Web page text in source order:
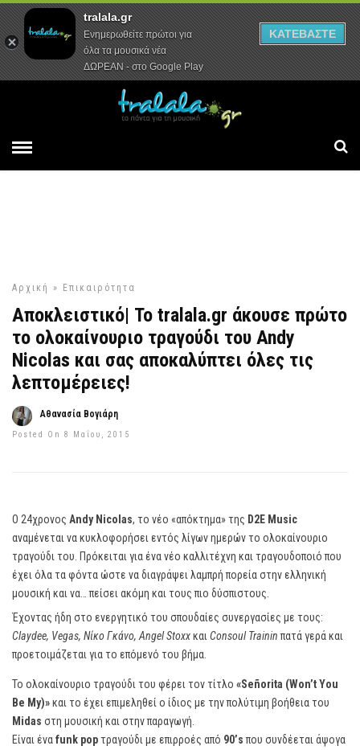
Αρχική Συνεντεύξεις Ρεπορτάζ
Αρχική » Επικαιρότητα
Αποκλειστικό| Το tralala.gr άκουσε πρώτο
το ολοκαίνουριο τραγούδι του Andy
Nicolas και σας αποκαλύπτει όλες τις
λεπτομέρειες!
Αθανασία Βογιάρη
Posted On 8 Μαΐου, 2015
Ο 24χρονος Andy Nicolas, το νέο «απόκτημα» της D2E Music
αναμένεται να κυκλοφορήσει εντός λίγων ημερών το ολοκαίνουριο
τραγούδι του. Πρόκειται για ένα νέο καλλιτέχνη και τραγουδοποιό που
έχει όλα τα φόντα ώστε να διαγράψει λαμπρή πορεία στην ελληνική
μουσική και να… πείσει ακόμη και τους πιο δύσπιστους.
Έχοντας ήδη στο ενεργητικό του σπουδαίες συνεργασίες με τους:
Claydee, Vegas, Νίκο Γκάνο, Angel Stoxxκαι Consoul Traininπατά γερά και
προετοιμάζεται για το επόμενό του βήμα.
Το ολοκαίνουριο τραγούδι του φέρει τον τίτλο «Señorita (Won’t You
Be My)»και το έχει επιμεληθεί ο ίδιος με την πολύτιμη βοήθεια του
Midas στη μουσική και στην παραγωγή.
Είναι έναfunk popτραγούδι με επιρροές από 90’sπου συνδέεται άψογα
tralala.gr
Ενημερωθείτε πρώτοι για
όλα τα μουσικά νέα
ΔΩΡΕΑΝ - στο Google Play
ΚΑΤΕΒΑΣΤΕ